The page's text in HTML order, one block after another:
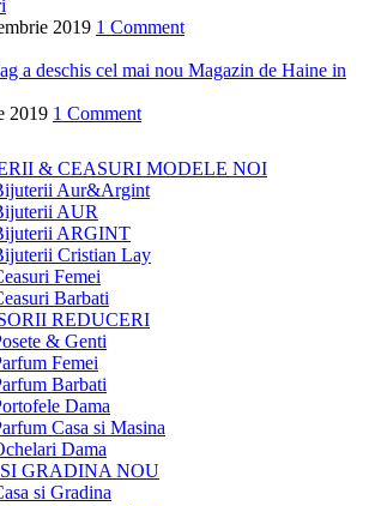
2019 1 Comment
a deschis cel mai nou Magazin de Haine in
2019 1 Comment
& CEASURI MODELE NOI
Aur&Argint
AUR
ARGINT
Cristian Lay
Femei
Barbati
REDUCERI
& Genti
Femei
Barbati
Dama
Casa si Masina
Dama
GRADINANOU
si Gradina